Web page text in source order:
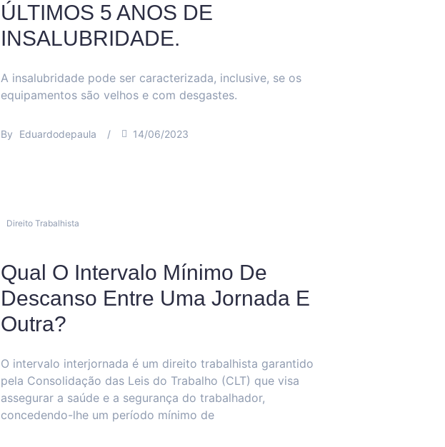
ÚLTIMOS 5 ANOS DE
INSALUBRIDADE.
A insalubridade pode ser caracterizada, inclusive, se os
equipamentos são velhos e com desgastes.
By Eduardodepaula / 14/06/2023
Direito Trabalhista
Qual O Intervalo Mínimo De
Descanso Entre Uma Jornada E
Outra?
O intervalo interjornada é um direito trabalhista garantido
pela Consolidação das Leis do Trabalho (CLT) que visa
assegurar a saúde e a segurança do trabalhador,
concedendo-lhe um período mínimo de